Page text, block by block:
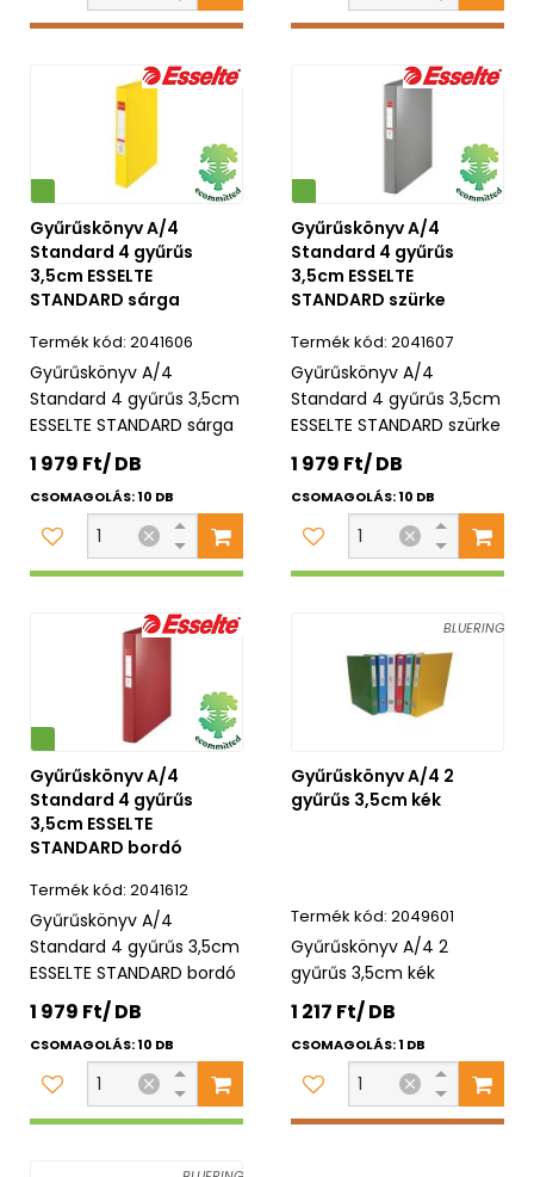
Gyűrűskönyv A/4
Standard 4 gyűrűs
3,5cm ESSELTE
STANDARD sárga
2041606
Gyűrűskönyv A/4
Standard 4 gyűrűs 3,5cm
ESSELTE STANDARD sárga
1 979 Ft/ DB
CSOMAGOLÁS: 10 DB
Környezetbarát
Gyűrűskönyv A/4
Standard 4 gyűrűs
3,5cm ESSELTE
STANDARD szürke
2041607
Gyűrűskönyv A/4
Standard 4 gyűrűs 3,5cm
ESSELTE STANDARD szürke
1 979 Ft/ DB
CSOMAGOLÁS: 10 DB
Gyűrűskönyv A/4
Standard 4 gyűrűs
3,5cm ESSELTE
STANDARD bordó
2041612
Gyűrűskönyv A/4
Standard 4 gyűrűs 3,5cm
ESSELTE STANDARD bordó
1 979 Ft/ DB
CSOMAGOLÁS: 10 DB
BLUERING
Gyűrűskönyv A/4 2
gyűrűs 3,5cm kék
2049601
Gyűrűskönyv A/4 2
gyűrűs 3,5cm kék
1 217 Ft/ DB
CSOMAGOLÁS: 1 DB